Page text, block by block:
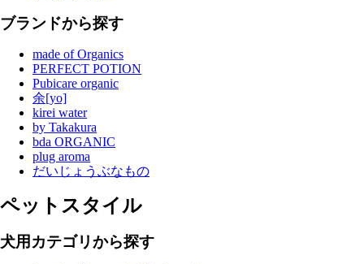
ブランドから探す
made of Organics
PERFECT POTION
Pubicare organic
余[yo]
kirei water
by Takakura
bda ORGANIC
plug aroma
だいじょうぶなもの
ペットスタイル
犬用カテゴリから探す